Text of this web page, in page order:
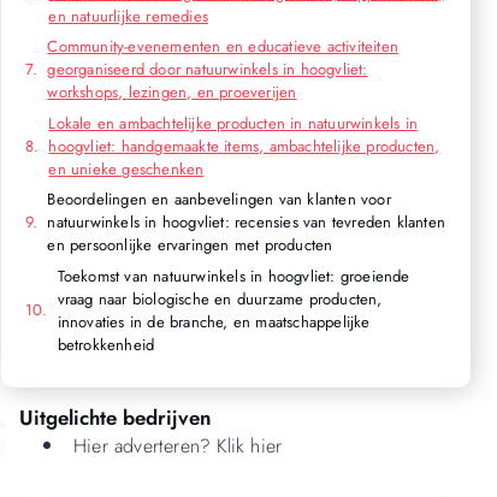
en natuurlijke remedies
Community-evenementen en educatieve activiteiten
georganiseerd door natuurwinkels in hoogvliet:
workshops, lezingen, en proeverijen
Lokale en ambachtelijke producten in natuurwinkels in
hoogvliet: handgemaakte items, ambachtelijke producten,
en unieke geschenken
Beoordelingen en aanbevelingen van klanten voor
natuurwinkels in hoogvliet: recensies van tevreden klanten
en persoonlijke ervaringen met producten
Toekomst van natuurwinkels in hoogvliet: groeiende
vraag naar biologische en duurzame producten,
innovaties in de branche, en maatschappelijke
betrokkenheid
Uitgelichte bedrijven
Hier adverteren? Klik hier